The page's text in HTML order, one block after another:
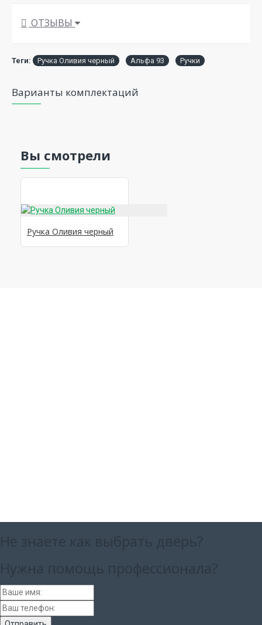
ОТЗЫВЫ
Теги: Ручка Оливия черный Альфа 93 Ручки
Варианты комплектаций
Вы смотрели
Ручка Оливия черный